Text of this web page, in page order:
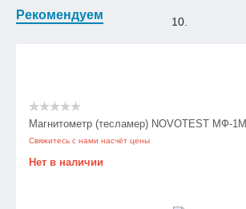
10.
Рекомендуем
Магнитометр (тесламер) NOVOTEST МФ-1М
Свяжитесь с нами насчёт цены
Нет в наличии